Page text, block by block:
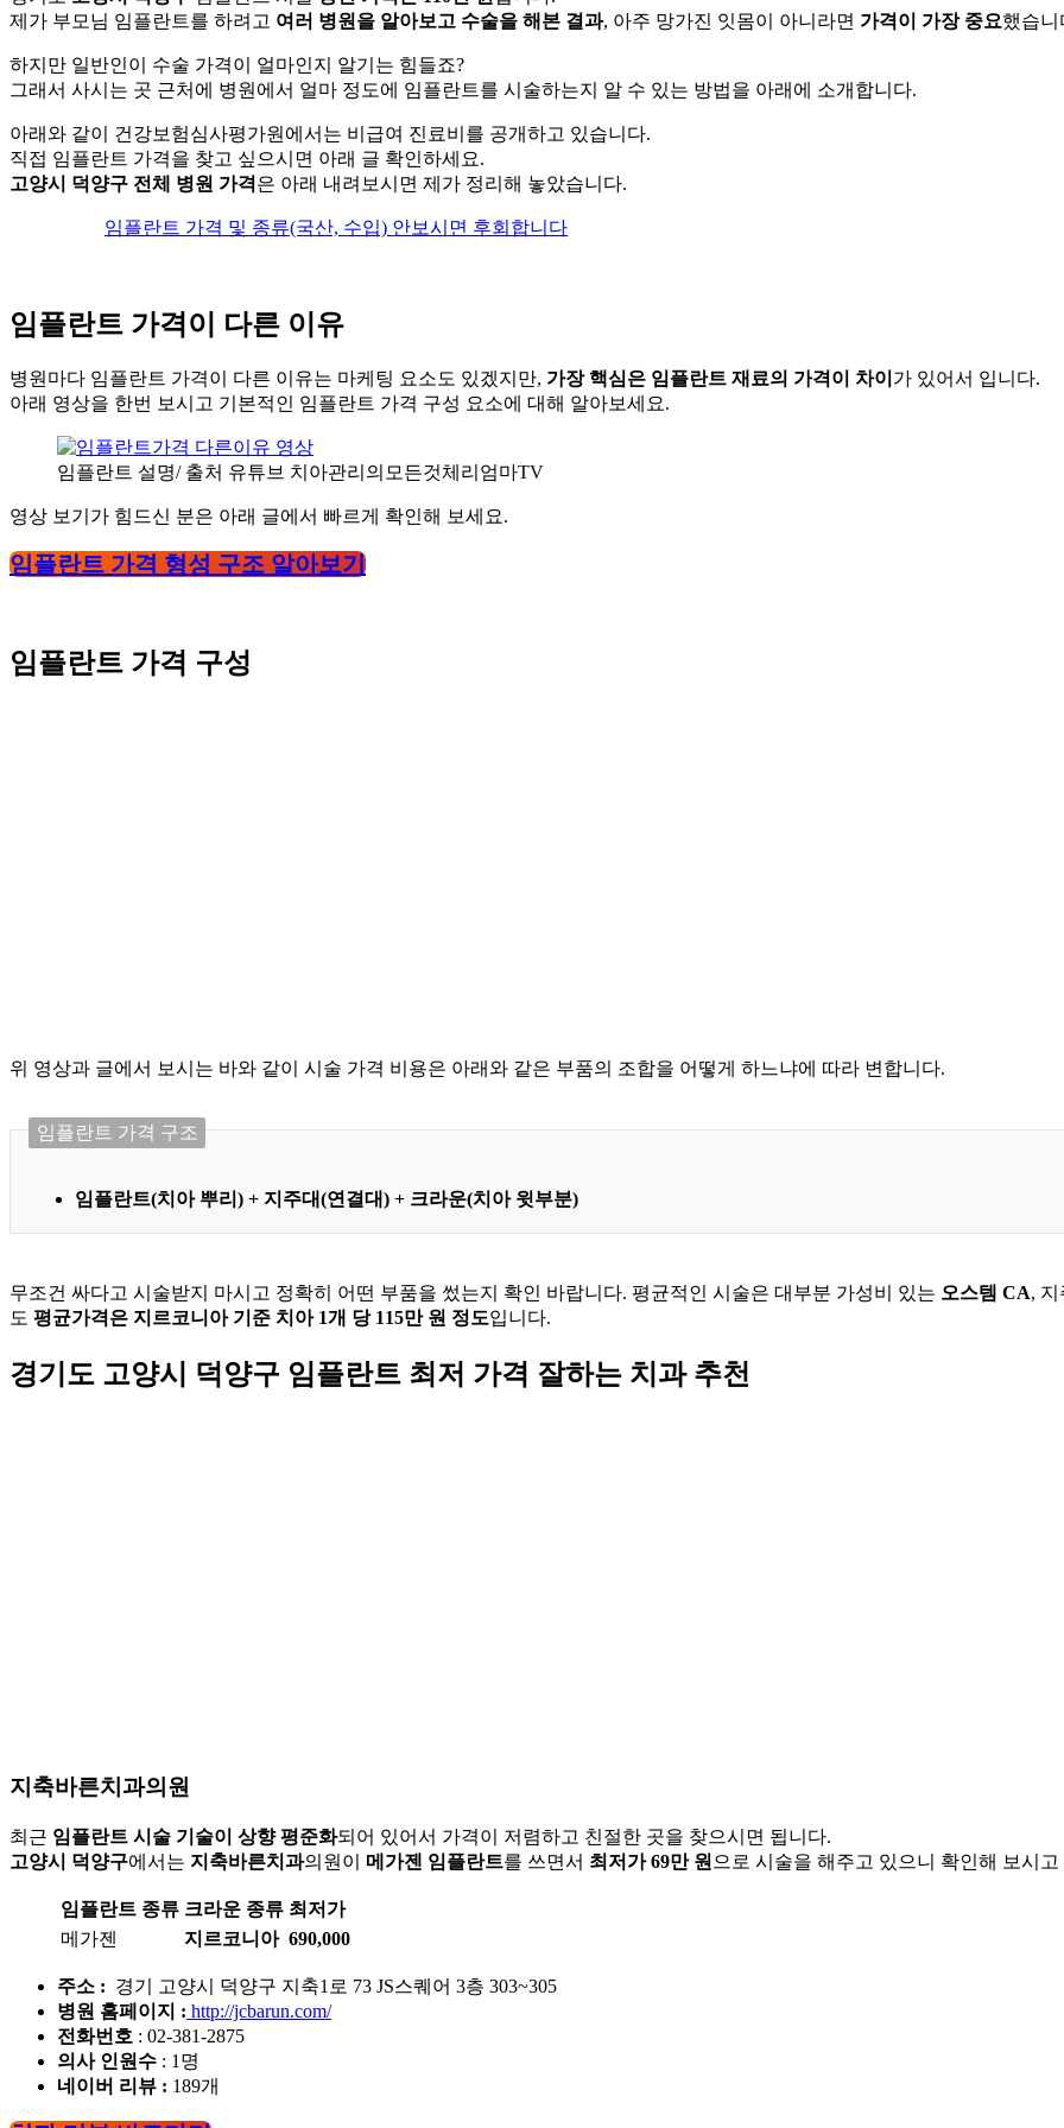
제가 부모님 임플란트를 하려고 여러 병원을 알아보고 수술을 해본 결과, 아주 망가진 잇몸이 아니라면 가격이 가장 중요했습니
하지만 일반인이 수술 가격이 얼마인지 알기는 힘들죠?
그래서 사시는 곳 근처에 병원에서 얼마 정도에 임플란트를 시술하는지 알 수 있는 방법을 아래에 소개합니다.
아래와 같이 건강보험심사평가원에서는 비급여 진료비를 공개하고 있습니다.
직접 임플란트 가격을 찾고 싶으시면 아래 글 확인하세요.
고양시 덕양구 전체 병원 가격은 아래 내려보시면 제가 정리해 놓았습니다.
임플란트 가격 및 종류(국산, 수입) 안보시면 후회합니다
임플란트 가격이 다른 이유
병원마다 임플란트 가격이 다른 이유는 마케팅 요소도 있겠지만, 가장 핵심은 임플란트 재료의 가격이 차이 가 있어서 입니다.
아래 영상을 한번 보시고 기본적인 임플란트 가격 구성 요소에 대해 알아보세요.
임플란트 설명/ 출처 유튜브 치아관리의모든것체리엄마TV
영상 보기가 힘드신 분은 아래 글에서 빠르게 확인해 보세요.
임플란트 가격 형성 구조 알아보기
임플란트 가격 구성
위 영상과 글에서 보시는 바와 같이 시술 가격 비용은 아래와 같은 부품의 조합을 어떻게 하느냐에 따라 변합니다.
임플란트 가격 구조
임플란트(치아 뿌리) + 지주대(연결대) + 크라운(치아 윗부분)
무조건 싸다고 시술받지 마시고 정확히 어떤 부품을 썼는지 확인 바랍니다. 평균적인 시술은 대부분 가성비 있는 오스템 CA,
도 평균가격은 지르코니아 기준 치아 1개 당 115만 원 정도입니다.
경기도 고양시 덕양구 임플란트 최저 가격 잘하는 치과 추천
지축바른치과의원
최근 임플란트 시술 기술이 상향 평준화되어 있어서 가격이 저렴하고 친절한 곳을 찾으시면 됩니다.
고양시 덕양구에서는 지축바른치과의원이 메가젠 임플란트를 쓰면서 최저가 69만 원 으로 시술을 해주고 있으니 확인해 보시
임플란트 종류 크라운 종류 최저가
메가젠
지르코니아 690,000
주소 : 경기 고양시 덕양구 지축1로 73 JS스퀘어 3층 303~305
병원 홈페이지 : http://jcbarun.com/
전화번호 : 02-381-2875
의사 인원수 : 1명
네이버 리뷰 : 189개